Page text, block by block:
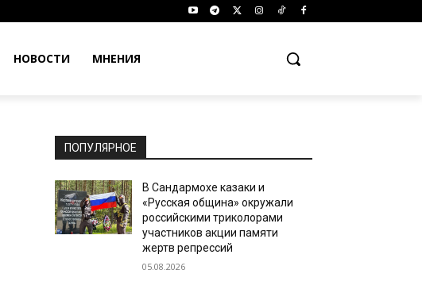
НОВОСТИ МНЕНИЯ
ПОПУЛЯРНОЕ
В Сандармохе казаки и
«Русская община» окружали
российскими триколорами
участников акции памяти
жертв репрессий
05.08.2026